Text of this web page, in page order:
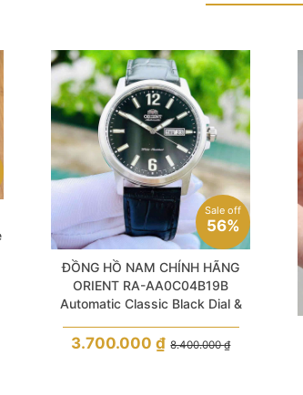
Sale off
56%
ĐỒNG HỒ NAM CHÍNH HÃNG
ORIENT RA-AA0C04B19B
Automatic Classic Black Dial &
Men 8.400.000₫
3.700.000₫